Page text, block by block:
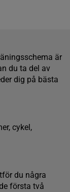
är
du ta del av
dig på bästa
cykel,
du några
första två